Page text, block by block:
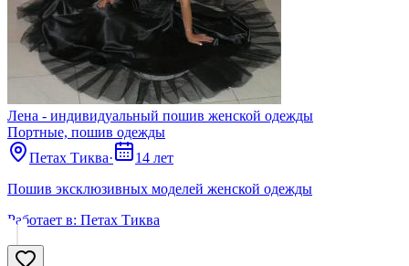
Лена - индивидуальный пошив женской одежды
Портные, пошив одежды
Петах Тиква·
14 лет
Пошив эксклюзивных моделей женской одежды
Работает в: Петах Тиква